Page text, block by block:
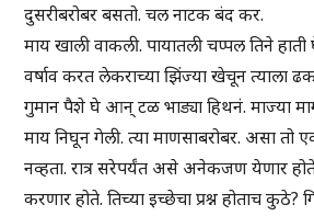
दुसरीबरोबर बसतो. चल नाटक बंद कर.
माय खाली वाकली. पायातली चप्पल तिने
वर्षाव करत लेकराच्या झिंज्या खेचून त्याला
गुमान पैशे घे आन् टळ भाड्या हिथनं. माज्या
माय निघून गेली. त्या माणसाबरोबर. असा
नव्हता. रात्र सरेपर्यंत असे अनेकजण येणार
करणार होते. तिच्या इच्छेचा प्रश्न होताच कुठे?